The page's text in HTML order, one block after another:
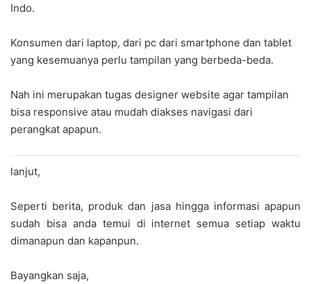
Indo.
Konsumen dari laptop, dari pc dari smartphone dan tablet
yang kesemuanya perlu tampilan yang berbeda-beda.
Nah ini merupakan tugas designer website agar tampilan
bisa responsive atau mudah diakses navigasi dari
perangkat apapun.
lanjut,
Seperti berita, produk dan jasa hingga informasi apapun
sudah bisa anda temui di internet semua setiap waktu
dimanapun dan kapanpun.
Bayangkan saja,